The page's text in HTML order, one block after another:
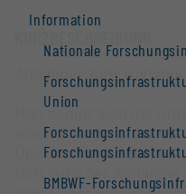
Information
Nationale
Union
BMBWF-
Anhänger zum
Man begibt sich ins
einen Standort, der
Überblick ermöglicht.